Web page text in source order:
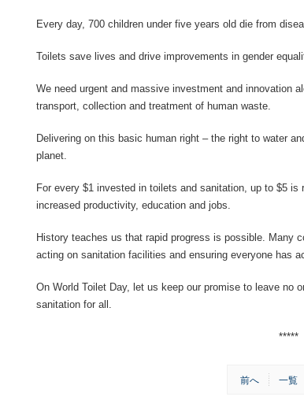
Every day, 700 children under five years old die from
Toilets save lives and drive improvements in gender
We need urgent and massive investment and innovation
transport, collection and treatment of human waste.
Delivering on this basic human right – the right to water
planet.
For every $1 invested in toilets and sanitation, up to $5
increased productivity, education and jobs.
History teaches us that rapid progress is possible. Many
acting on sanitation facilities and ensuring everyone has
On World Toilet Day, let us keep our promise to leave no
sanitation for all.
*****
前へ 一覧